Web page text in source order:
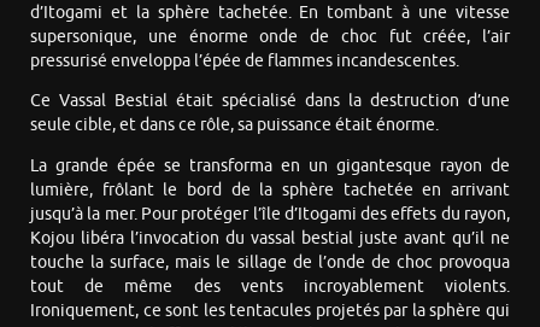
d’Itogami et la sphère tachetée. En tombant à une vitesse
supersonique, une énorme onde de choc fut créée, l’air
pressurisé enveloppa l’épée de flammes incandescentes.
Ce Vassal Bestial était spécialisé dans la destruction d’une
seule cible, et dans ce rôle, sa puissance était énorme.
La grande épée se transforma en un gigantesque rayon de
lumière, frôlant le bord de la sphère tachetée en arrivant
jusqu’à la mer. Pour protéger l’île d’Itogami des effets du rayon,
Kojou libéra l’invocation du vassal bestial juste avant qu’il ne
touche la surface, mais le sillage de l’onde de choc provoqua
tout de même des vents incroyablement violents.
Ironiquement, ce sont les tentacules projetés par la sphère qui